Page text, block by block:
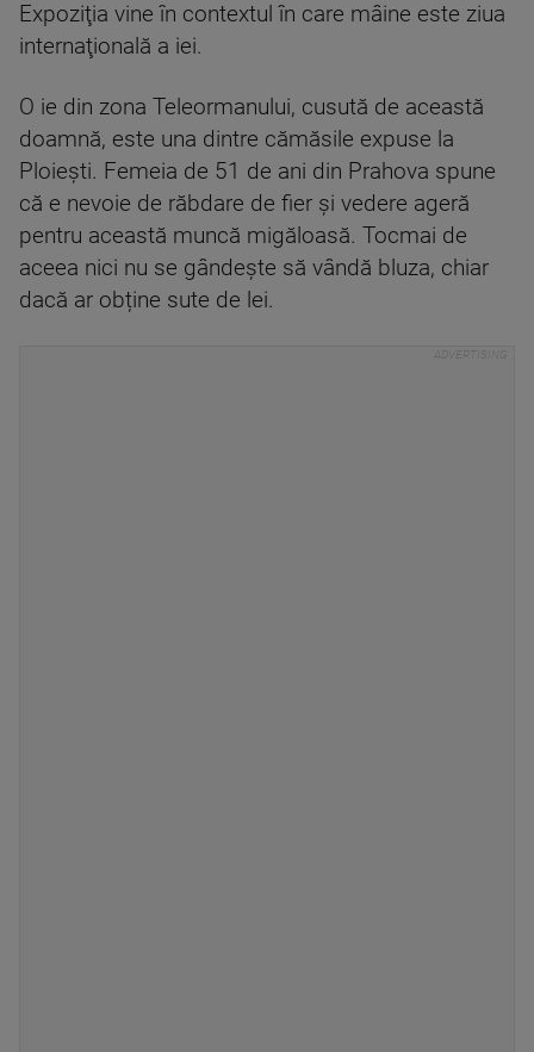
Expoziţia vine în contextul în care mâine este ziua
internaţională a iei.
O ie din zona Teleormanului, cusută de această
doamnă, este una dintre cămăsile expuse la
Ploiești. Femeia de 51 de ani din Prahova spune
că e nevoie de răbdare de fier și vedere ageră
pentru această muncă migăloasă. Tocmai de
aceea nici nu se gândește să vândă bluza, chiar
dacă ar obține sute de lei.